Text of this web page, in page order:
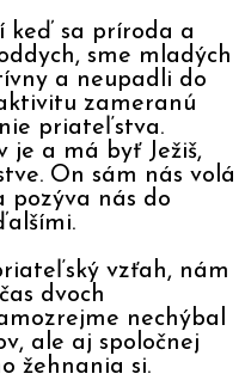
keď sa príroda a
sme mladých
a neupadli do
zameranú
priateľstva.
je a má byť Ježiš,
On sám nás volá
pozýva nás do
vzťah, nám
dvoch
nechýbal
ale aj spoločnej
žehnania si.